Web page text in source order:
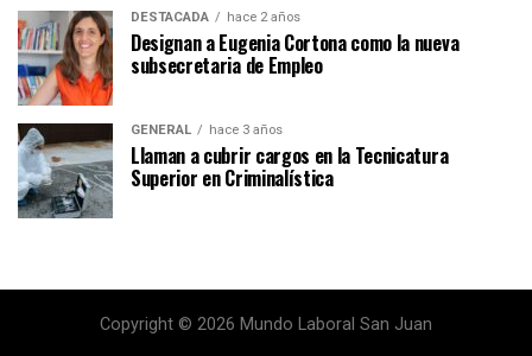
DESTACADA hace 2 años
Designan a Eugenia Cortona como la nueva
subsecretaria de Empleo
GENERAL hace 3 años
Llaman a cubrir cargos en la Tecnicatura
Superior en Criminalística
Copyright © 2026 Mundo Laboral San Juan